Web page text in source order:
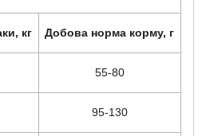
кг Добова норма корму, г
55-80
95-130